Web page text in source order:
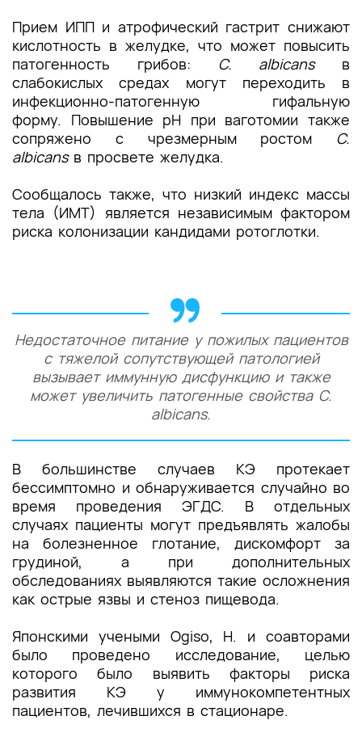
Прием ИПП и атрофический гастрит снижают
кислотность в желудке, что может повысить
патогенность грибов: C. albicansв
слабокислых средах могут переходить в
инфекционно-патогенную гифальную
форму. Повышение рН при ваготомии также
сопряжено с чрезмерным ростом C.
albicansв просвете желудка.
Сообщалось также, что низкий индекс массы
тела (ИМТ) является независимым фактором
риска колонизации кандидами ротоглотки.
Недостаточное питание у пожилых пациентов
с тяжелой сопутствующей патологией
вызывает иммунную дисфункцию и также
может увеличить патогенные свойства C.
albicans.
В большинстве случаев КЭ протекает
бессимптомно и обнаруживается случайно во
время проведения ЭГДС. В отдельных
случаях пациенты могут предъявлять жалобы
на болезненное глотание, дискомфорт за
грудиной, а при дополнительных
обследованиях выявляются такие осложнения
как острые язвы и стеноз пищевода.
Японскими учеными Ogiso, H. и соавторами
было проведено исследование, целью
которого было выявить факторы риска
развития КЭ у иммунокомпетентных
пациентов, лечившихся в стационаре.